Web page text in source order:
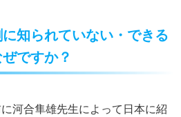
知られていない・できる
ですか？
河合隼雄先生によって日本に紹